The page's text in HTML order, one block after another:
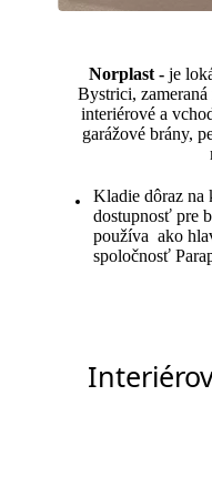
Norplast - je
Bystrici,
interiérové a
garážové brány,
Kladie dôraz na
dostupnosť pre
používa ako
spoločnosť